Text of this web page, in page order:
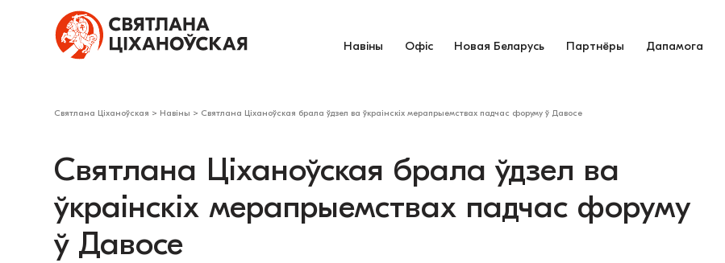
Навіны Офіс Новая Беларусь Партнёры Дапамога
Святлана Ціханоўская > Навіны > Святлана Ціханоўская брала ўдзел ва ўкраінскіх мерапрыемствах падчас форуму ў Давосе
Святлана Ціханоўская брала ўдзел ва
ўкраінскіх мерапрыемствах падчас форуму
ў Давосе